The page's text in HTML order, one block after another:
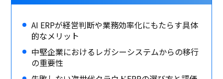
AI ERPが経営判断や業務効率化にもたらす具体
的なメリット
中堅企業におけるレガシーシステムからの移行
の重要性